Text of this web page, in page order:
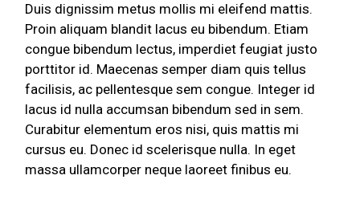
Duis dignissim metus mollis mi eleifend mattis.
Proin aliquam blandit lacus eu bibendum. Etiam
congue bibendum lectus, imperdiet feugiat justo
porttitor id. Maecenas semper diam quis tellus
facilisis, ac pellentesque sem congue. Integer id
lacus id nulla accumsan bibendum sed in sem.
Curabitur elementum eros nisi, quis mattis mi
cursus eu. Donec id scelerisque nulla. In eget
massa ullamcorper neque laoreet finibus eu.